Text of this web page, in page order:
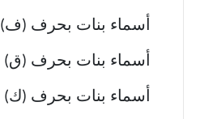
أسماء بنات بحرف (ف)
أسماء بنات بحرف (ق)
أسماء بنات بحرف (ك)